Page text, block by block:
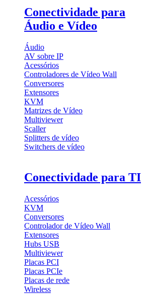
Conectividade para
Áudio e Vídeo
Áudio
AV sobre IP
Acessórios
Controladores de Vídeo Wall
Conversores
Extensores
KVM
Matrizes de Vídeo
Multiviewer
Scaller
Splitters de vídeo
Switchers de vídeo
Conectividade para TI
Acessórios
KVM
Conversores
Controlador de Vídeo Wall
Extensores
Hubs USB
Multiviewer
Placas PCI
Placas PCIe
Placas de rede
Wireless